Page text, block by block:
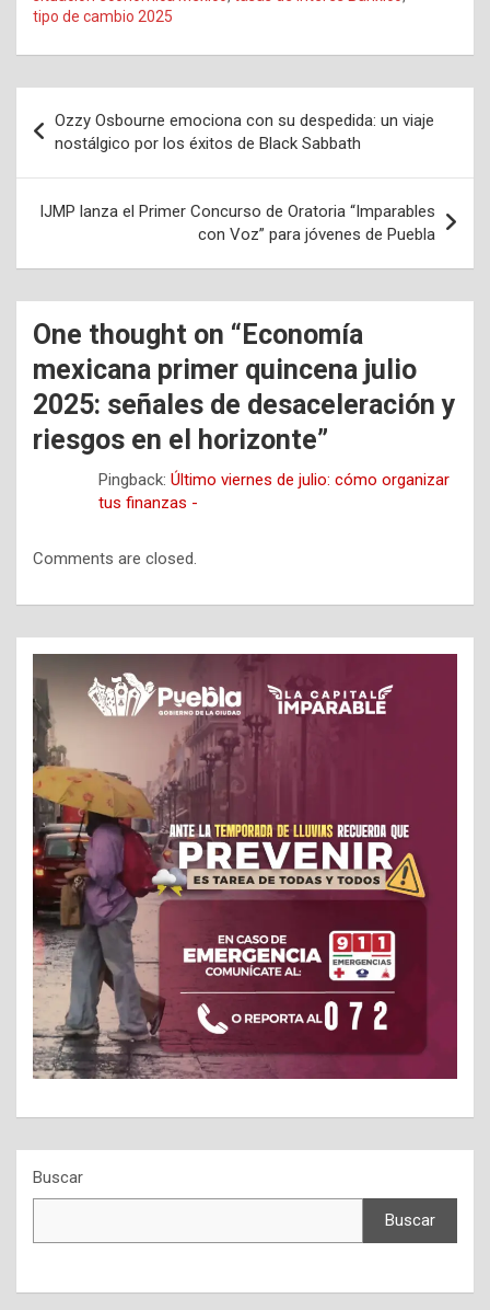
tipo de cambio 2025
de
entradas
Ozzy Osbourne emociona con su despedida: un viaje
nostálgico por los éxitos de Black Sabbath
IJMP lanza el Primer Concurso de Oratoria “Imparables
con Voz” para jóvenes de Puebla
One thought on “ Economía
mexicana primer quincena julio
2025: señales de desaceleración y
riesgos en el horizonte”
Pingback: Último viernes de julio: cómo organizar
tus finanzas -
Comments are closed.
Buscar
Buscar